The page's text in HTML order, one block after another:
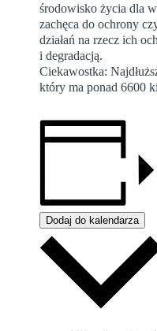
środowisko życia dla
zachęca do ochrony
działań na rzecz ich
i degradacją.
Ciekawostka:
który ma ponad 6600
Dodaj do kalendarza